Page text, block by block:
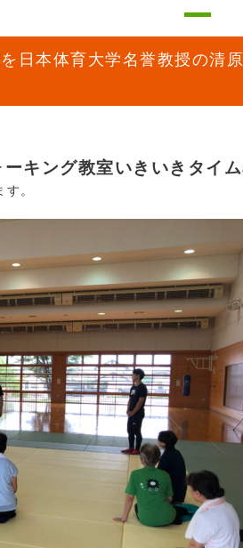
日本体育大学名誉教授の清
キング教室いきいきタイム
。